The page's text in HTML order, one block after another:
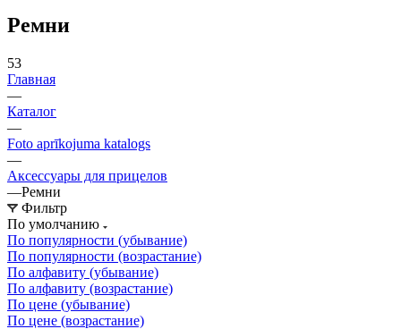
Ремни
53
Главная
—
Каталог
—
Foto aprīkojuma katalogs
—
Аксессуары для прицелов
—Ремни
Фильтр
По умолчанию
По популярности (убывание)
По популярности (возрастание)
По алфавиту (убывание)
По алфавиту (возрастание)
По цене (убывание)
По цене (возрастание)